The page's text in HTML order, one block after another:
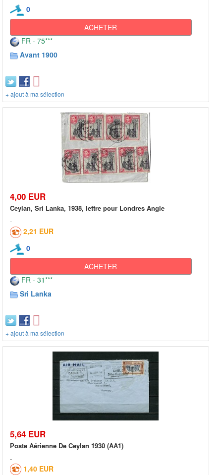
0
ACHETER
FR - 75***
Avant 1900
+ ajout à ma sélection
4,00 EUR
Ceylan, Sri Lanka, 1938, lettre pour Londres Angle
2,21 EUR
0
ACHETER
FR - 31***
Sri Lanka
+ ajout à ma sélection
5,64 EUR
Poste Aérienne De Ceylan 1930 (AA1)
1,40 EUR